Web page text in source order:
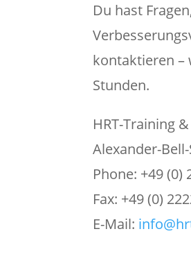
Du hast
kontaktieren –
Stunden.
HRT-Training
Alexander-
Phone: +49 (0)
Fax: +49 (0)
E-Mail: